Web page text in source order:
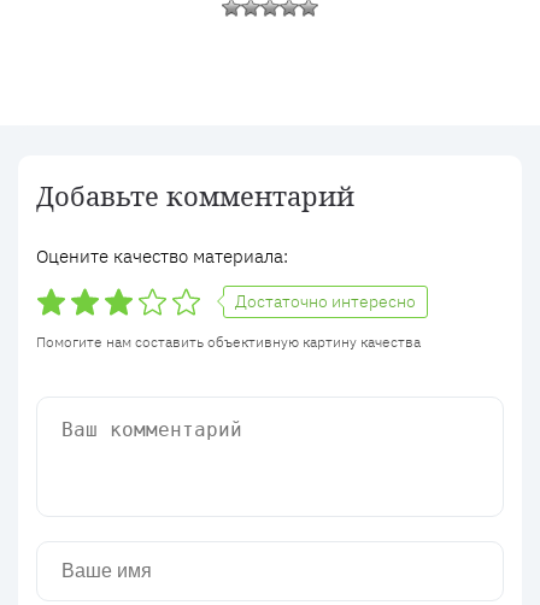
Добавьте комментарий
Оцените качество материала:
Достаточно интересно
Помогите нам составить объективную картину качества